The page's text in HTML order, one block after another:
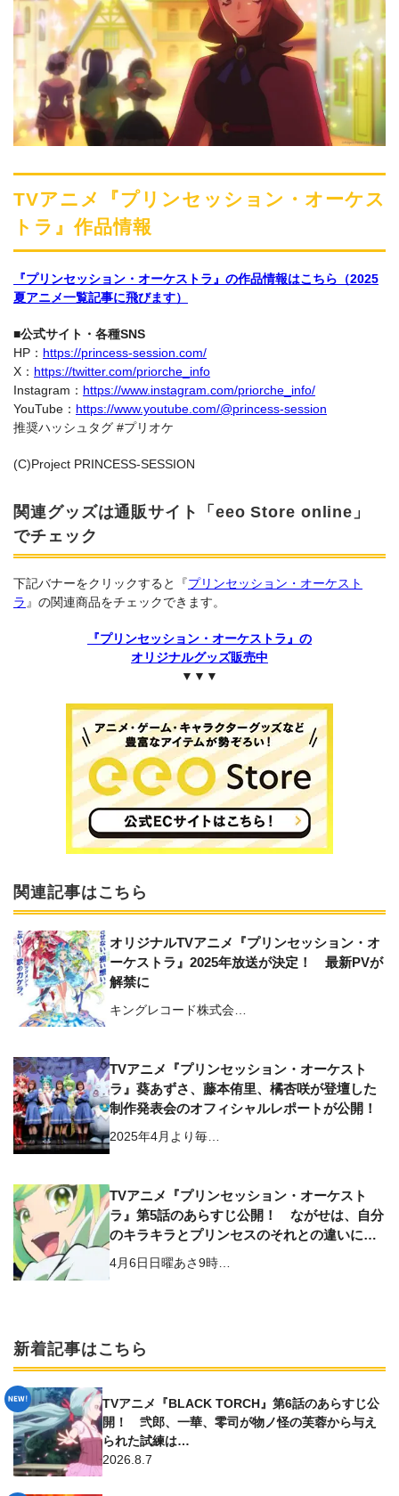
TVアニメ『プリンセッション・オーケス
トラ』作品情報
『プリンセッション・オーケストラ』の作品情報はこちら（2025
夏アニメ一覧記事に飛びます）
■公式サイト・各種SNS
HP： https://princess-session.com/
X： https://twitter.com/priorche_info
Instagram： https://www.instagram.com/priorche_info/
YouTube： https://www.youtube.com/@princess-session
推奨ハッシュタグ #プリオケ
(C)Project PRINCESS-SESSION
関連グッズは通販サイト「eeo Store online」
でチェック
下記バナーをクリックすると『プリンセッション・オーケスト
ラ 』の関連商品をチェックできます。
『プリンセッション・オーケストラ』の
オリジナルグッズ販売中
▼▼▼
関連記事はこちら
オリジナルTVアニメ『プリンセッション・オ
ーケストラ』2025年放送が決定！ 最新PVが
解禁に
キングレコード株式会…
TVアニメ『プリンセッション・オーケスト
ラ』葵あずさ、藤本侑⾥、橘杏咲が登壇した
制作発表会のオフィシャルレポートが公開！
2025年4月より毎…
TVアニメ『プリンセッション・オーケスト
ラ』第5話のあらすじ公開！ ながせは、⾃分
のキラキラとプリンセスのそれとの違いに落
ち込み…
4月6日日曜あさ9時…
新着記事はこちら
TVアニメ『BLACK TORCH』第6話のあらすじ公
開！ 弐郎、一華、零司が物ノ怪の芙蓉から与え
られた試練は…
2026.8.7